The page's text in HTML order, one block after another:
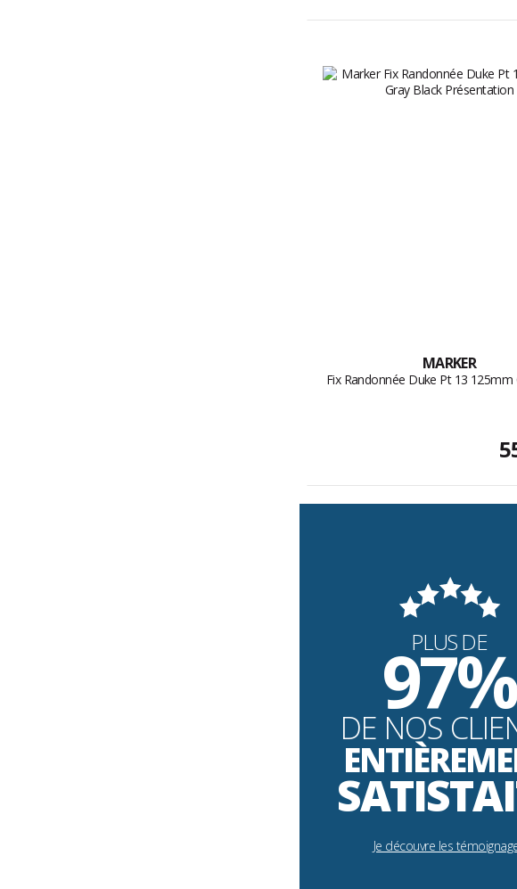
MARKER
Fix Randonnée Duke Pt 13 125mm
PLUS DE
97%
DE NOS
Je découvre les